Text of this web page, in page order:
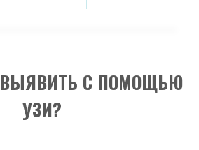
С ПОМОЩЬЮ
УЗИ?